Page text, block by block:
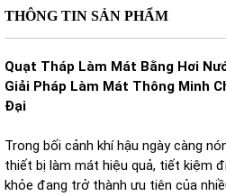
THÔNG TIN SẢN PHẨM
Quạt Tháp Làm Mát Bằng Hơi
Giải Pháp Làm Mát Thông Minh
Đại
Trong bối cảnh khí hậu ngày càng
thiết bị làm mát hiệu quả, tiết kiệm
khỏe đang trở thành ưu tiên của